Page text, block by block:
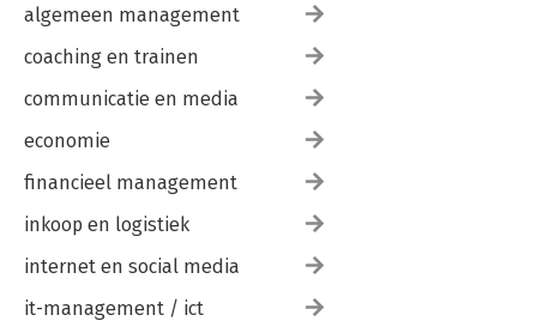
Dankwoord
Over Aaltje Vincent
algemeen management
coaching en trainen
communicatie en media
economie
financieel management
inkoop en logistiek
internet en social media
it-management / ict